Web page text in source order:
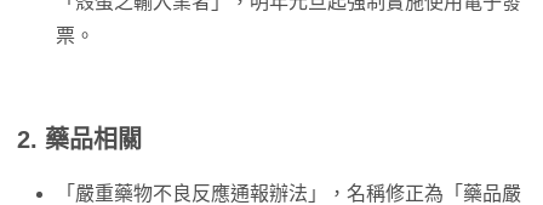
票。
2. 藥品相關
「嚴重藥物不良反應通報辦法」，名稱修正為「藥品嚴